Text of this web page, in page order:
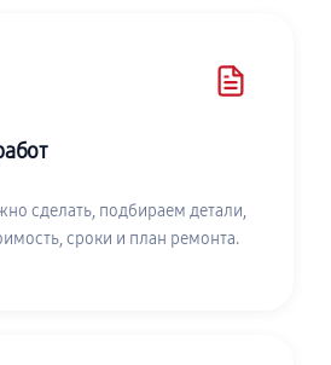
сделать, подбираем детали,
сроки и план ремонта.